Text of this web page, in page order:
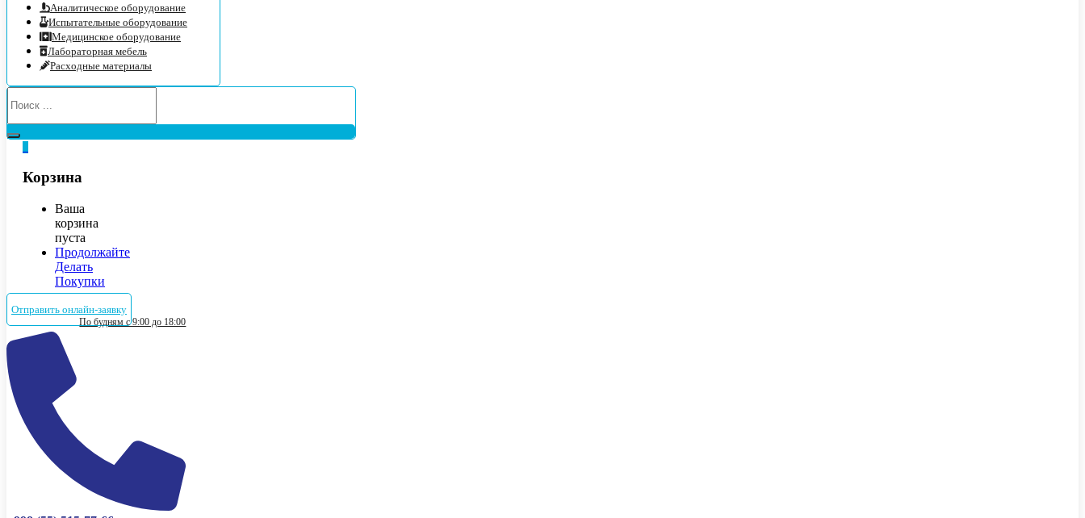
Аналитическое оборудование
Испытательные оборудование
Медицинское оборудование
Лабораторная мебель
Расходные материалы
Корзина
Ваша
корзина
пуста
Продолжайте
Делать
Покупки
Отправить онлайн-заявку
По будням с 9:00 до 18:00